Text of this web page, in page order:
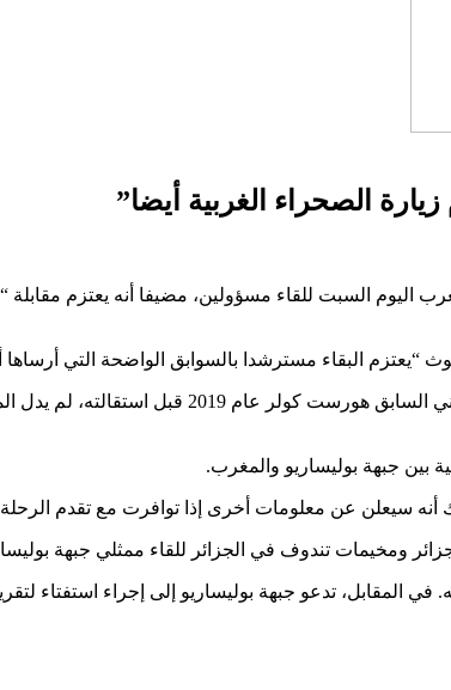
الصحراء الغربية أيضا”
اليوم السبت للقاء مسؤولين، مضيفا أنه يعتزم
“يعتزم البقاء مسترشدا بالسوابق الواضحة التي أرساها
عند سؤاله عما إذا كان ينوي في هذا السياق إعادة إطلاق طاولات مستديرة
بين جبهة بوليساريو والمغرب.
أنه سيعلن عن معلومات أخرى إذا توافرت مع تقدم
ومخيمات تندوف في الجزائر للقاء ممثلي جبهة
ذاتيا تحت سيادته. في المقابل، تدعو جبهة بوليساريو إلى إجراء